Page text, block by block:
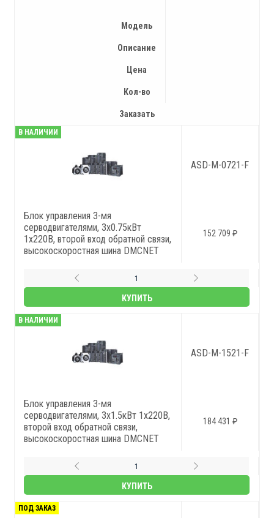
Модель
Описание
Цена
Кол-во
Заказать
В НАЛИЧИИ
ASD-M-0721-F
Блок управления 3-мя
серводвигателями, 3x0.75кВт
1x220В, второй вход обратной связи,
высокоскоростная шина DMCNET
152 709 ₽
КУПИТЬ
В НАЛИЧИИ
ASD-M-1521-F
Блок управления 3-мя
серводвигателями, 3x1.5кВт 1x220В,
второй вход обратной связи,
высокоскоростная шина DMCNET
184 431 ₽
КУПИТЬ
ПОД ЗАКАЗ